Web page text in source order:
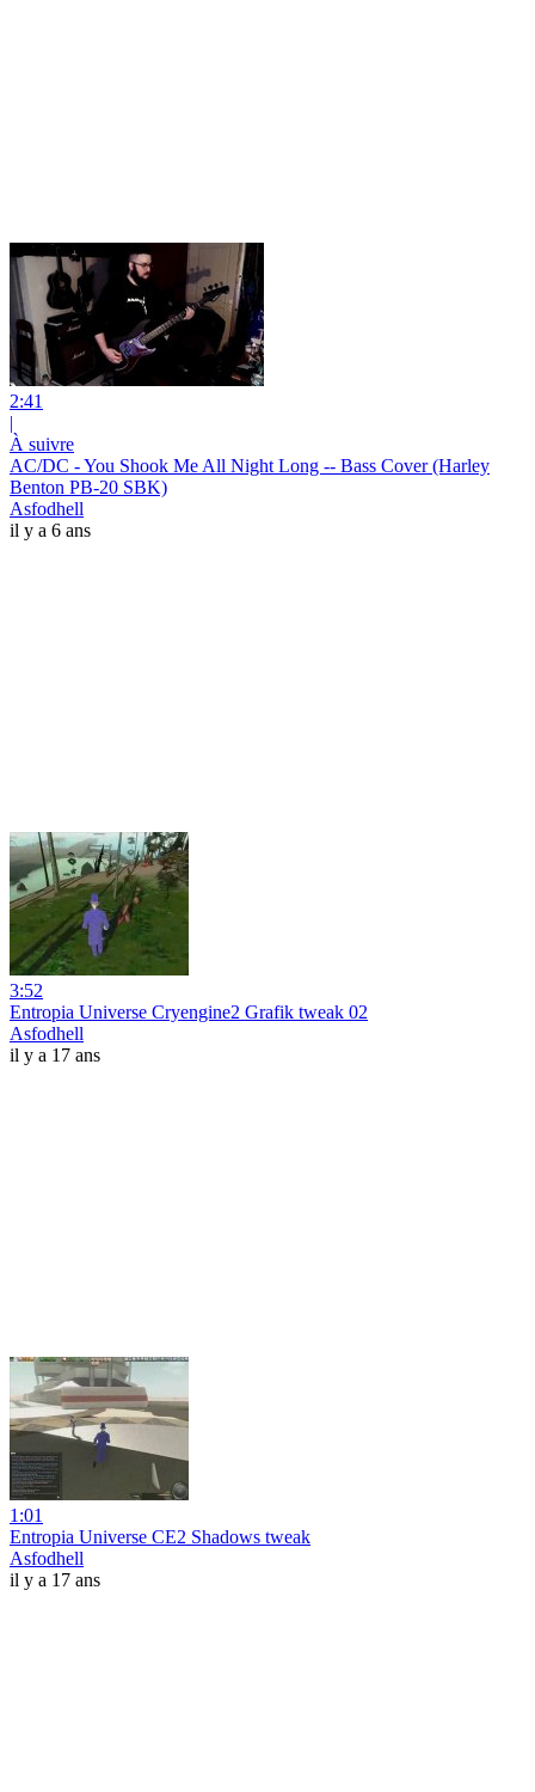
2:41
|
À suivre
AC/DC - You Shook Me All Night Long -- Bass Cover (Harley
Benton PB-20 SBK)
Asfodhell
il y a 6 ans
3:52
Entropia Universe Cryengine2 Grafik tweak 02
Asfodhell
il y a 17 ans
1:01
Entropia Universe CE2 Shadows tweak
Asfodhell
il y a 17 ans